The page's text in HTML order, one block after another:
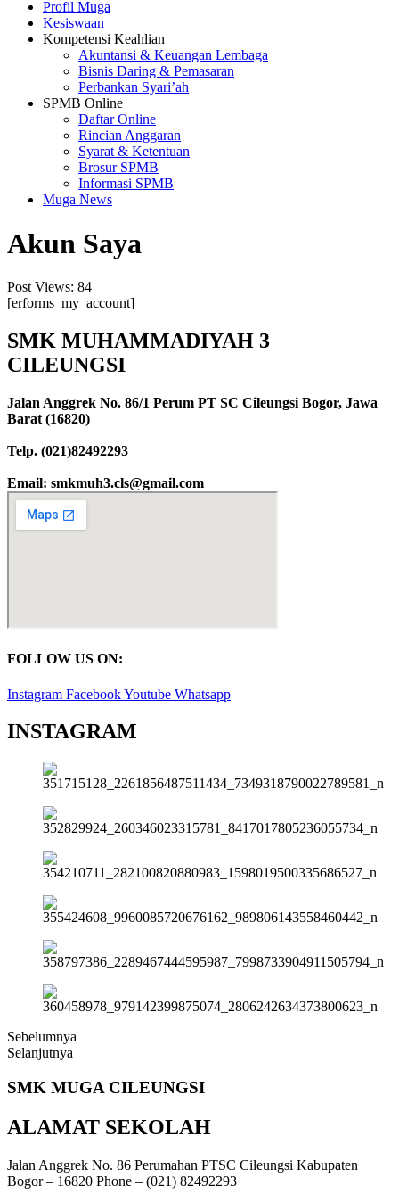
Profil Muga
Kesiswaan
Kompetensi Keahlian
Akuntansi & Keuangan Lembaga
Bisnis Daring & Pemasaran
Perbankan Syari’ah
SPMB Online
Daftar Online
Rincian Anggaran
Syarat & Ketentuan
Brosur SPMB
Informasi SPMB
Muga News
Akun Saya
Post Views: 84
[erforms_my_account]
SMK MUHAMMADIYAH 3
CILEUNGSI
Jalan Anggrek No. 86/1 Perum PT SC Cileungsi Bogor, Jawa
Barat (16820)
Telp. (021)82492293
Email: smkmuh3.cls@gmail.com
FOLLOW US ON:
Instagram FacebookYoutube Whatsapp
INSTAGRAM
Sebelumnya
Selanjutnya
SMK MUGA CILEUNGSI
ALAMAT SEKOLAH
Jalan Anggrek No. 86 Perumahan PTSC Cileungsi Kabupaten
Bogor – 16820 Phone – (021) 82492293